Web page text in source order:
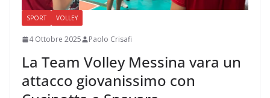
SPORT VOLLEY
4 Ottobre 2025 Paolo Crisafi
La Team Volley Messina vara un
attacco giovanissimo con